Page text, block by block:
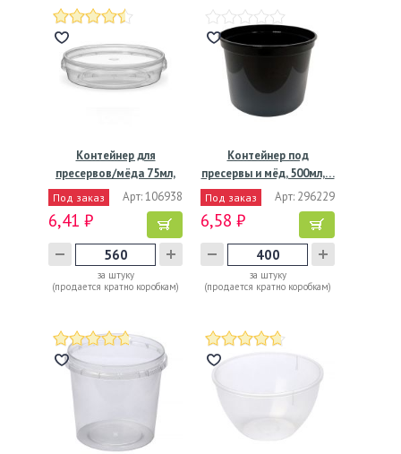
Контейнер для
пресервов/мёда 75мл,
"банка"…
Под заказ Арт: 106938
6,41 ₽
за штуку
(продается кратно коробкам)
Контейнер под
пресервы и мёд, 500мл,…
Под заказ Арт: 296229
6,58 ₽
за штуку
(продается кратно коробкам)